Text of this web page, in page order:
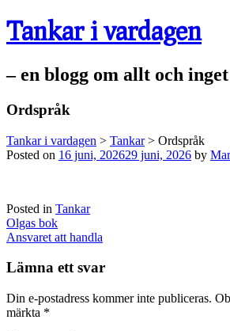
Tankar i vardagen
– en blogg om allt och inget
Ordspråk
Tankar i vardagen > Tankar> Ordspråk
Posted on 16 juni, 202629 juni, 2026 by
Posted in Tankar
Post
navigation
Olgas bok
Ansvaret att handla
Lämna ett svar
Din e-postadress kommer inte publiceras.
märkta *